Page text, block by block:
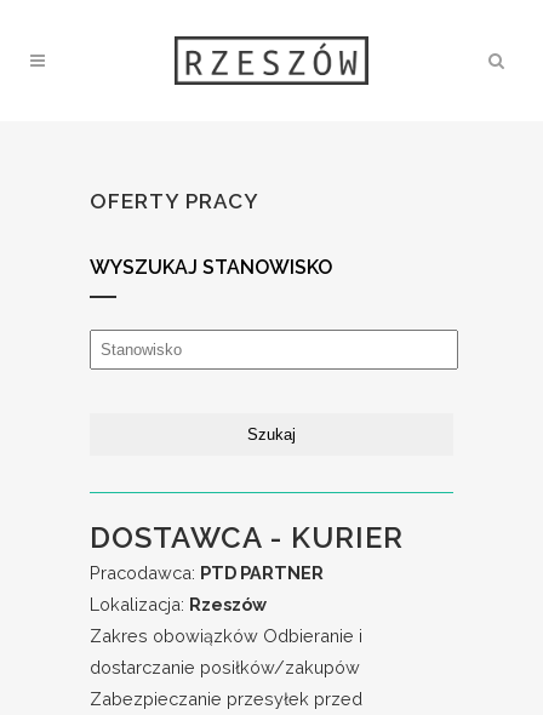
OFERTY PRACY
WYSZUKAJ STANOWISKO
DOSTAWCA - KURIER
Pracodawca: PTD PARTNER
Lokalizacja: Rzeszów
Zakres obowiązków Odbieranie i
dostarczanie posiłków/zakupów
Zabezpieczanie przesyłek przed